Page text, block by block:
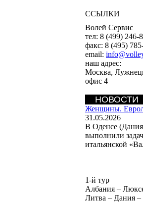
ССЫЛКИ
Волей Сервис
тел: 8 (499) 246-
факс: 8 (495)
email:
наш адрес:
Москва,
офис 4
НОВОСТИ
Женщины.
31.05.2026
В Оденсе
выполнили
итальянской
1-й тур
Албания –
Литва – Дания –